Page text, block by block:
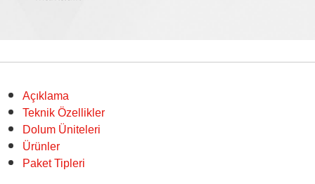
Açıklama
Teknik Özellikler
Dolum Üniteleri
Ürünler
Paket Tipleri